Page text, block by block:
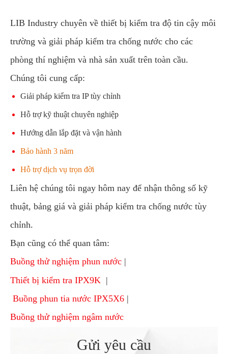
LIB Industry chuyên về thiết bị kiểm tra độ tin cậy môi
trường và giải pháp kiểm tra chống nước cho các
phòng thí nghiệm và nhà sản xuất trên toàn cầu.
Chúng tôi cung cấp:
Giải pháp kiểm tra IP tùy chỉnh
Hỗ trợ kỹ thuật chuyên nghiệp
Hướng dẫn lắp đặt và vận hành
Bảo hành 3 năm
Hỗ trợ dịch vụ trọn đời
Liên hệ chúng tôi ngay hôm nay để nhận thông số kỹ
thuật, bảng giá và giải pháp kiểm tra chống nước tùy
chỉnh.
Bạn cũng có thể quan tâm:
Buồng thử nghiệm phun nước |
Thiết bị kiểm tra IPX9K |
Buồng phun tia nước IPX5X6 |
Buồng thử nghiệm ngâm nước
Gửi yêu cầu